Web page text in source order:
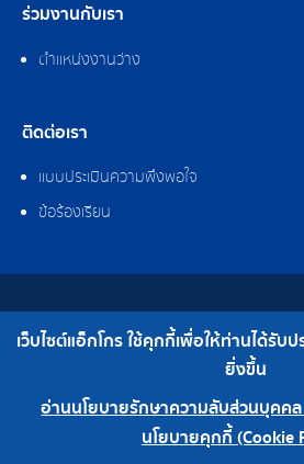
ร่วมงานกับเรา
ตำแหน่งงานว่าง
ติดต่อเรา
แบบประเมินความพึงพอใจ
ข้อร้องเรียน
สงวนลิขสิทธิ์ © 2562 บริษัท แอ็กโกร
เบอร์โทร : 0-2308-2102 | โทรสาร :
เว็บไซต์แอ็กโกร ใช้คุกกี้เพื่อให้ท่านได้รั
ยิ่งขึ้น
อ่านนโยบายรักษาความลับส่วนบุคค
นโยบายคุกกี้ (Cookie
0-2308-2102
โรงงาน 0-2324-